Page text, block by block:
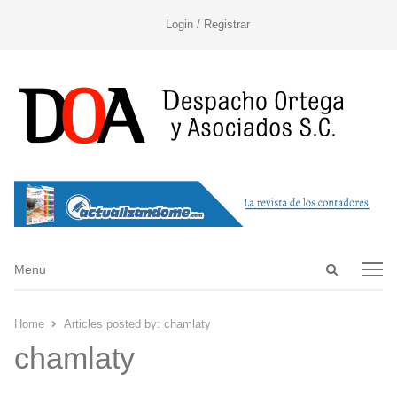
Login / Registrar
Open
Menu
Menu
Home Articles posted by: chamlaty
chamlaty